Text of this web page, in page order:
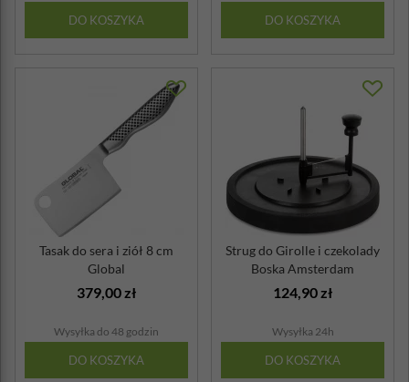
DO KOSZYKA DO KOSZYKA
Tasak do sera i ziół 8 cm
Global
379,00 zł
Wysyłka do 48 godzin
DO KOSZYKA
Strug do Girolle i czekolady
Boska Amsterdam
124,90 zł
Wysyłka 24h
DO KOSZYKA